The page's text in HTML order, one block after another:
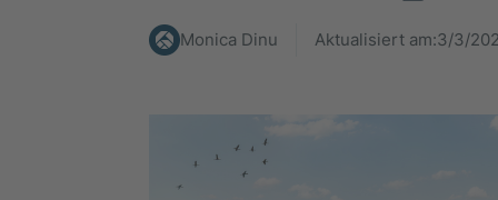
Monica Dinu Aktualisiert am:3/3/